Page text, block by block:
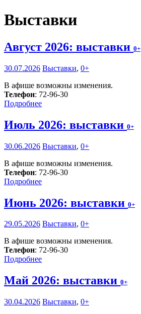
Выставки
Август 2026: выставки 0+
30.07.2026 Выставки, 0+
В афише возможны изменения.
Телефон: 72-96-30
Подробнее
Июль 2026: выставки 0+
30.06.2026 Выставки, 0+
В афише возможны изменения.
Телефон: 72-96-30
Подробнее
Июнь 2026: выставки 0+
29.05.2026 Выставки, 0+
В афише возможны изменения.
Телефон: 72-96-30
Подробнее
Май 2026: выставки 0+
30.04.2026 Выставки, 0+